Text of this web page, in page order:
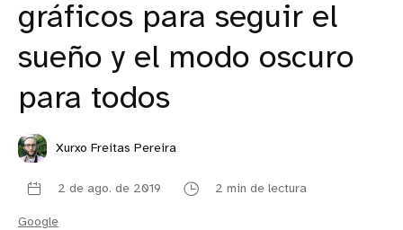
gráficos para seguir el
sueño y el modo oscuro
para todos
Xurxo Freitas Pereira
2 de ago. de 2019 2 min de lectura
Google